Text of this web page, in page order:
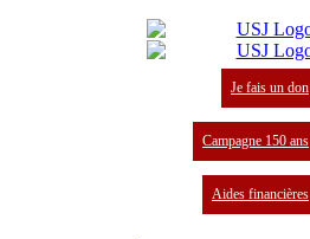
Je fais un don
Campagne 150 ans
Aides financières